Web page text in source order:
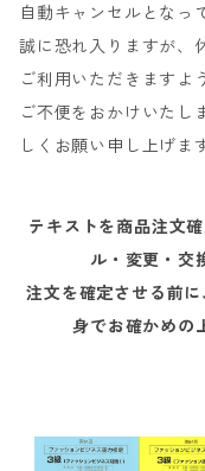
自動キャンセルとなっ
誠に恐れ入りますが、
ご利用いただきますよ
ご不便をおかけいたし
しくお願い申し上げま
テキストを商品注文
ル・変更・交
注文を確定させる前
身でお確かめの